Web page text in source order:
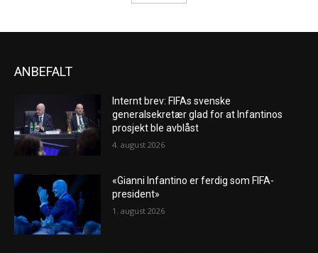
ANBEFALT
Internt brev: FIFAs svenske
generalsekretær glad for at Infantinos
prosjekt ble avblåst
4. august 2026
«Gianni Infantino er ferdig som FIFA-
president»
1. august 2026